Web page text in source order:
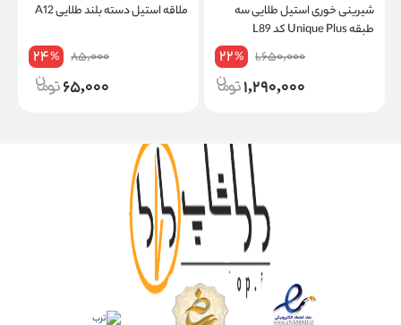
شیرینی خوری استیل طلایی سه
طبقه Unique Plus کد L89
1,650,000
22%
1,290,000
ملاقه استیل دسته بلند طلایی A12
85,000
24%
65,000